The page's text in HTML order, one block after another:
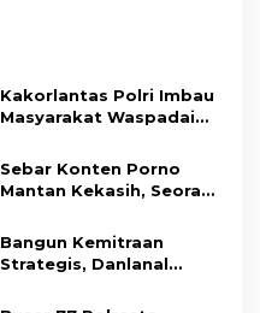
Kakorlantas Polri Imbau
Masyarakat Waspadai
Baru
Sebar Konten Porno
Mantan Kekasih, Seorang
Tahun Penjara
Bangun Kemitraan
Strategis, Danlanal
Wujudkan Informasi